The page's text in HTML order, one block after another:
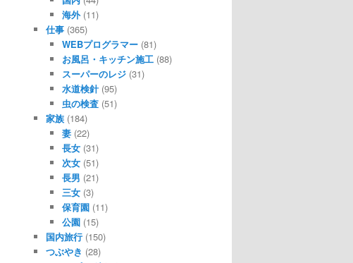
海外(11)
仕事 (365)
WEBプログラマー(81)
お風呂・キッチン施工(88)
スーパーのレジ(31)
水道検針(95)
虫の検査(51)
家族 (184)
妻(22)
長女(31)
次女(51)
長男 (21)
三女(3)
保育園(11)
公園(15)
国内旅行 (150)
つぶやき (28)